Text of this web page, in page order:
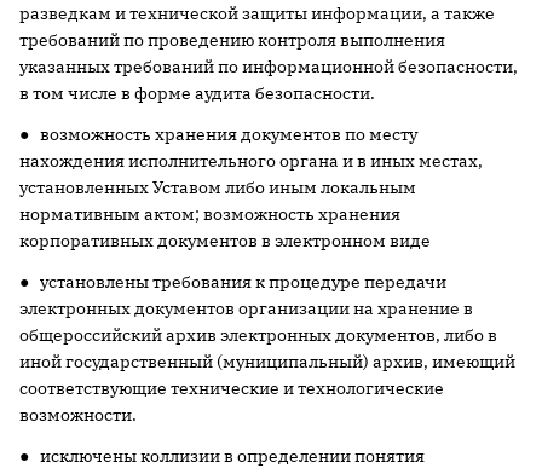
разведкам и технической защиты информации, а также
требований по проведению контроля выполнения
указанных требований по информационной безопасности,
в том числе в форме аудита безопасности.
● возможность хранения документов по месту
нахождения исполнительного органа и в иных местах,
установленных Уставом либо иным локальным
нормативным актом; возможность хранения
корпоративных документов в электронном виде
● установлены требования к процедуре передачи
электронных документов организации на хранение в
общероссийский архив электронных документов, либо в
иной государственный (муниципальный) архив, имеющий
соответствующие технические и технологические
возможности.
● исключены коллизии в определении понятия